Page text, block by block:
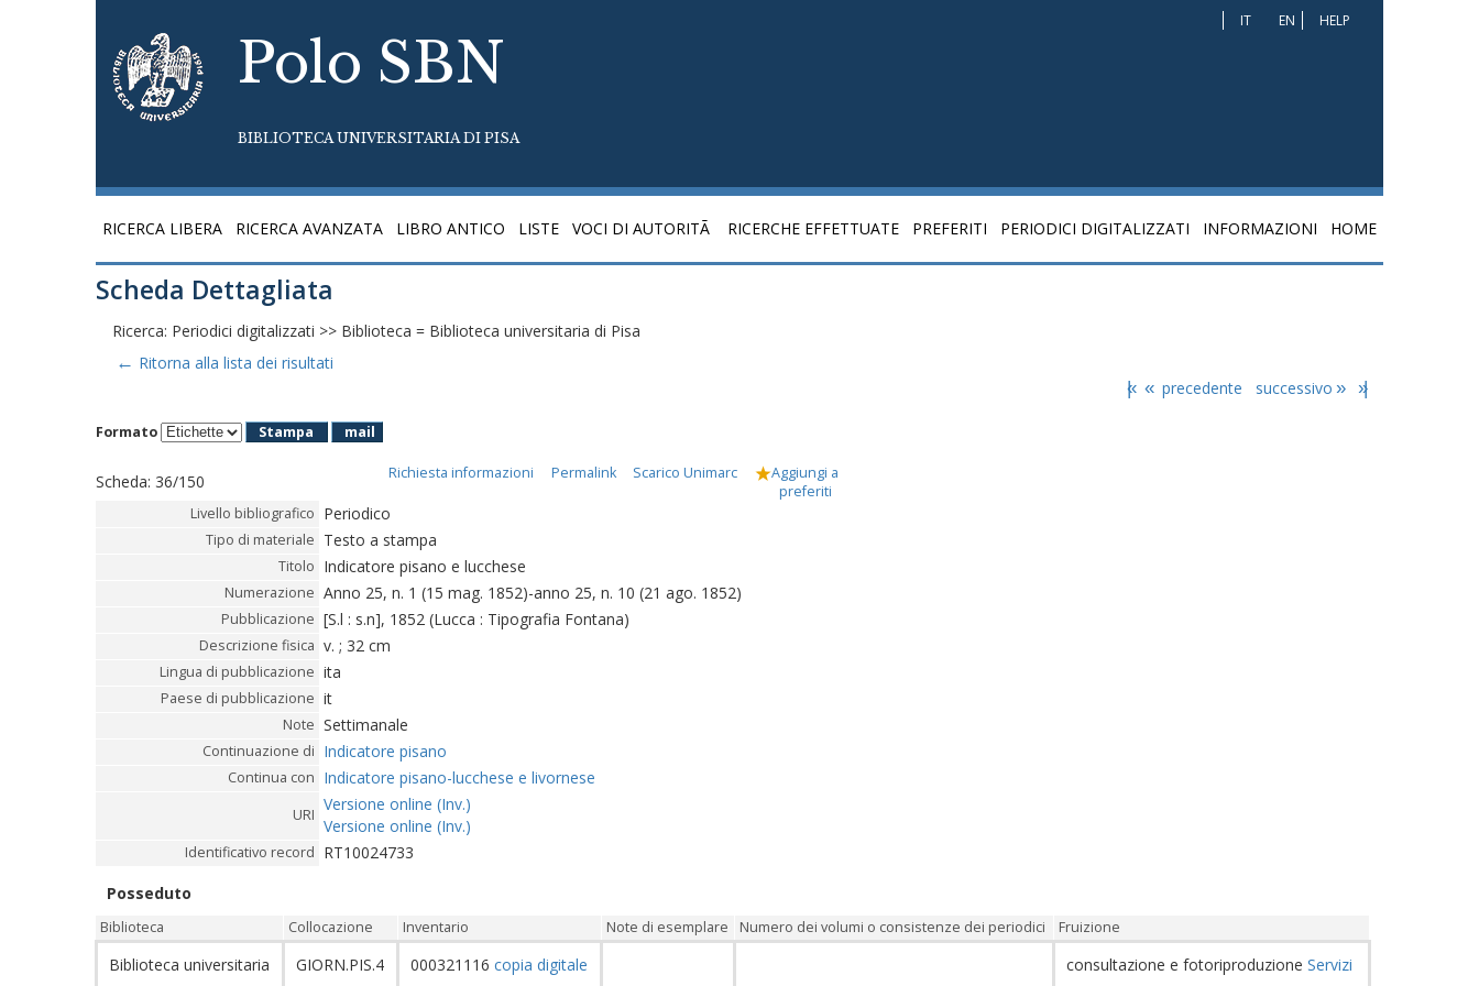
Polo SBN
BIBLIOTECA UNIVERSITARIA DI PISA
IT EN HELP
RICERCA LIBERA RICERCA AVANZATA LIBRO ANTICO LISTE VOCI DI AUTORITÃ RICERCHE EFFETTUATE PREFERITI PERIODICI DIGITALIZZATI INFORMAZIONI HOME
Scheda Dettagliata
Ricerca: Periodici digitalizzati >> Biblioteca = Biblioteca universitaria di Pisa
← Ritorna alla lista dei risultati
|« « precedente successivo » »|
Formato Stampa mail
Scheda: 36/150 Richiesta informazioni Permalink Scarico Unimarc
Aggiungi a
preferiti
Livello bibliografico Periodico
Tipo di materiale Testo a stampa
Titolo Indicatore pisano e lucchese
Numerazione Anno 25, n. 1 (15 mag. 1852)-anno 25, n. 10 (21 ago. 1852)
Pubblicazione [S.l : s.n], 1852 (Lucca : Tipografia Fontana)
Descrizione fisica v. ; 32 cm
Lingua di pubblicazione ita
Paese di pubblicazione it
Note Settimanale
Continuazione di Indicatore pisano
Continua con Indicatore pisano-lucchese e livornese
URI
Versione online (Inv.)
Versione online (Inv.)
Identificativo record RT10024733
Posseduto
Biblioteca Collocazione Inventario Note di esemplare Numero dei volumi o consistenze dei periodici Fruizione
Biblioteca universitaria GIORN.PIS.4 000321116 copia digitale consultazione e fotoriproduzione Servizi